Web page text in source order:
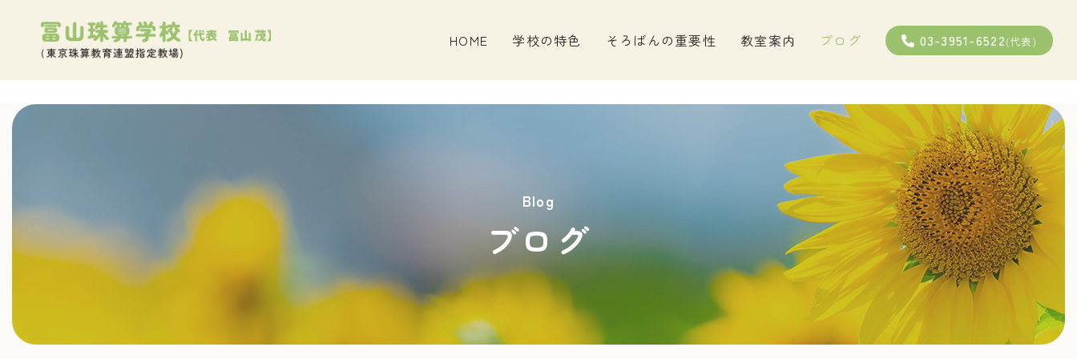
HOME 学校の特色 そろばんの重要性 教室案内 ブログ 03-3951-6522(代表)
Blog
ブログ